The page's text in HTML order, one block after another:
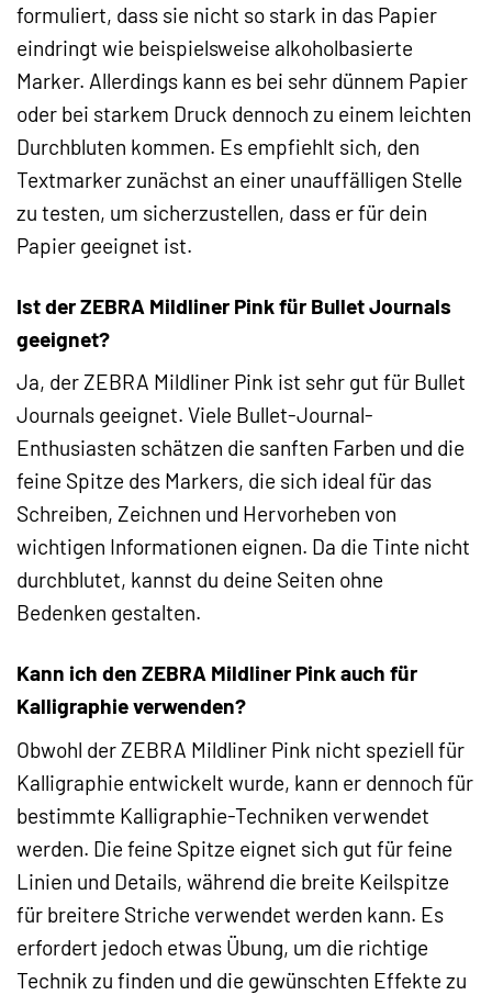
formuliert, dass sie nicht so stark in das Papier
eindringt wie beispielsweise alkoholbasierte
Marker. Allerdings kann es bei sehr dünnem Papier
oder bei starkem Druck dennoch zu einem leichten
Durchbluten kommen. Es empfiehlt sich, den
Textmarker zunächst an einer unauffälligen Stelle
zu testen, um sicherzustellen, dass er für dein
Papier geeignet ist.
Ist der ZEBRA Mildliner Pink für Bullet Journals
geeignet?
Ja, der ZEBRA Mildliner Pink ist sehr gut für Bullet
Journals geeignet. Viele Bullet-Journal-
Enthusiasten schätzen die sanften Farben und die
feine Spitze des Markers, die sich ideal für das
Schreiben, Zeichnen und Hervorheben von
wichtigen Informationen eignen. Da die Tinte nicht
durchblutet, kannst du deine Seiten ohne
Bedenken gestalten.
Kann ich den ZEBRA Mildliner Pink auch für
Kalligraphie verwenden?
Obwohl der ZEBRA Mildliner Pink nicht speziell für
Kalligraphie entwickelt wurde, kann er dennoch für
bestimmte Kalligraphie-Techniken verwendet
werden. Die feine Spitze eignet sich gut für feine
Linien und Details, während die breite Keilspitze
für breitere Striche verwendet werden kann. Es
erfordert jedoch etwas Übung, um die richtige
Technik zu finden und die gewünschten Effekte zu